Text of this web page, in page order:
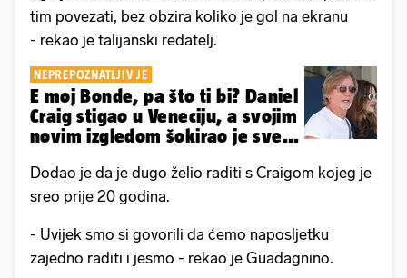
tim povezati, bez obzira koliko je gol na ekranu
- rekao je talijanski redatelj.
NEPREPOZNATLJIV JE
E moj Bonde, pa što ti bi? Daniel
Craig stigao u Veneciju, a svojim
novim izgledom šokirao je sve...
Dodao je da je dugo želio raditi s Craigom kojeg je
sreo prije 20 godina.
- Uvijek smo si govorili da ćemo naposljetku
zajedno raditi i jesmo - rekao je Guadagnino.